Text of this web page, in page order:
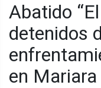
Abatido
detenidos
en Mariara